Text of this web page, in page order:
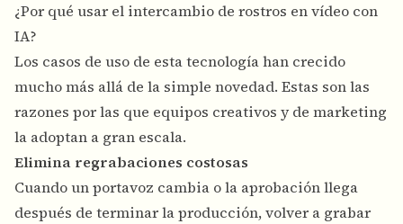
¿Por qué usar el intercambio de rostros en vídeo con
IA?
Los casos de uso de esta tecnología han crecido
mucho más allá de la simple novedad. Estas son las
razones por las que equipos creativos y de marketing
la adoptan a gran escala.
Elimina regrabaciones costosas
Cuando un portavoz cambia o la aprobación llega
después de terminar la producción, volver a grabar